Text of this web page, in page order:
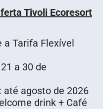
Tivoli Ecoresort
a Tarifa Flexível
a 30 de
até agosto de 2026
drink + Café